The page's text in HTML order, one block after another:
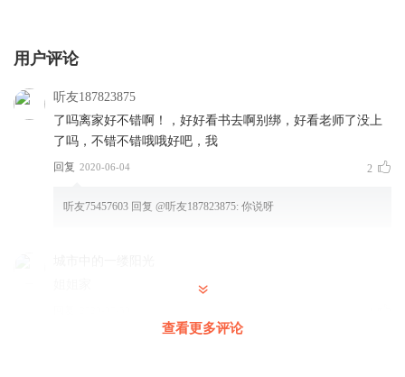
用户评论
听友187823875
了吗离家好不错啊！，好好看书去啊别绑，好看老师了没上
了吗，不错不错哦哦好吧，我
回复 2020-06-04 2
听友75457603 回复 @听友187823875: 你说呀
查看更多评论